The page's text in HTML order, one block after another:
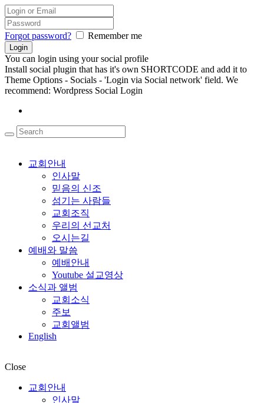
Forgot password? Remember me
You can login using your social profile
Install social plugin that has it's own SHORTCODE and add it to
Theme Options - Socials - 'Login via Social network' field. We
recommend: Wordpress Social Login
교회안내
인사말
믿음의 신조
섬기는 사람들
교회조직
우리의 선교처
오시는길
예배와 말씀
예배안내
Youtube 설교영상
소식과 앨범
교회소식
주보
교회앨범
English
Close
교회안내
인사말